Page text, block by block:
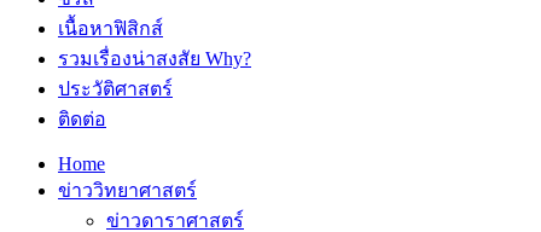
เนื้อหาฟิสิกส์
รวมเรื่องน่าสงสัย Why?
ประวัติศาสตร์
ติดต่อ
Home
ข่าววิทยาศาสตร์
ข่าวดาราศาสตร์